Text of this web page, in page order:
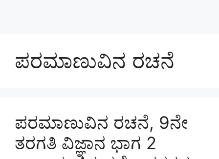
ಪರಮಾಣುವಿನ ರಚನೆ
ಪರಮಾಣುವಿನ ರಚನೆ, 9ನೇ
ತರಗತಿ ವಿಜ್ಞಾನ ಭಾಗ 2